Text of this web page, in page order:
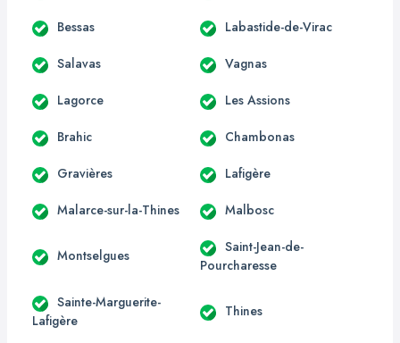
Bessas Labastide-de-Virac
Salavas Vagnas
Lagorce Les Assions
Brahic Chambonas
Gravières Lafigère
Malarce-sur-la-Thines Malbosc
Montselgues
Saint-Jean-de-
Pourcharesse
Sainte-Marguerite-
Lafigère
Thines